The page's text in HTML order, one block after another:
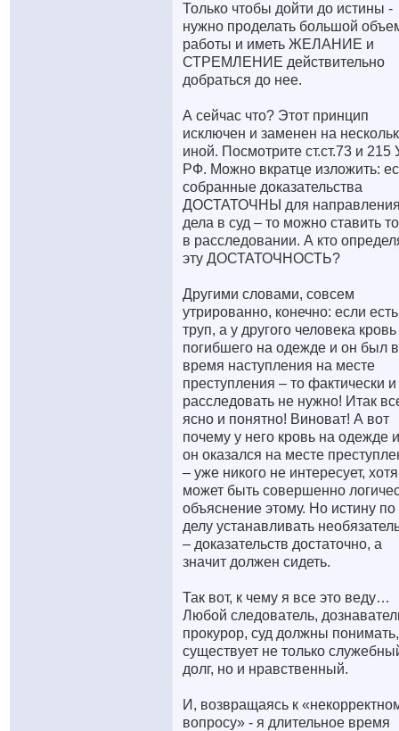
Только чтобы дойти до истины -
нужно проделать большой
работы и иметь ЖЕЛАНИЕ и
СТРЕМЛЕНИЕ действительно
добраться до нее.
А сейчас что? Этот принцип
исключен и заменен на
иной. Посмотрите ст.ст.73 и 215
РФ. Можно вкратце изложить:
собранные доказательства
ДОСТАТОЧНЫ для
дела в суд – то можно ставить
в расследовании. А кто
эту ДОСТАТОЧНОСТЬ?
Другими словами, совсем
утрированно, конечно: если есть
труп, а у другого человека кровь
погибшего на одежде и он был
время наступления на месте
преступления – то фактически и
расследовать не нужно! Итак
ясно и понятно! Виноват! А вот
почему у него кровь на одежде
он оказался на месте
– уже никого не интересует, хотя
может быть совершенно
объяснение этому. Но истину по
делу устанавливать
– доказательств достаточно, а
значит должен сидеть.
Так вот, к чему я все это веду…
Любой следователь,
прокурор, суд должны
существует не только
долг, но и нравственный.
И, возвращаясь к
вопросу» - я длительное время